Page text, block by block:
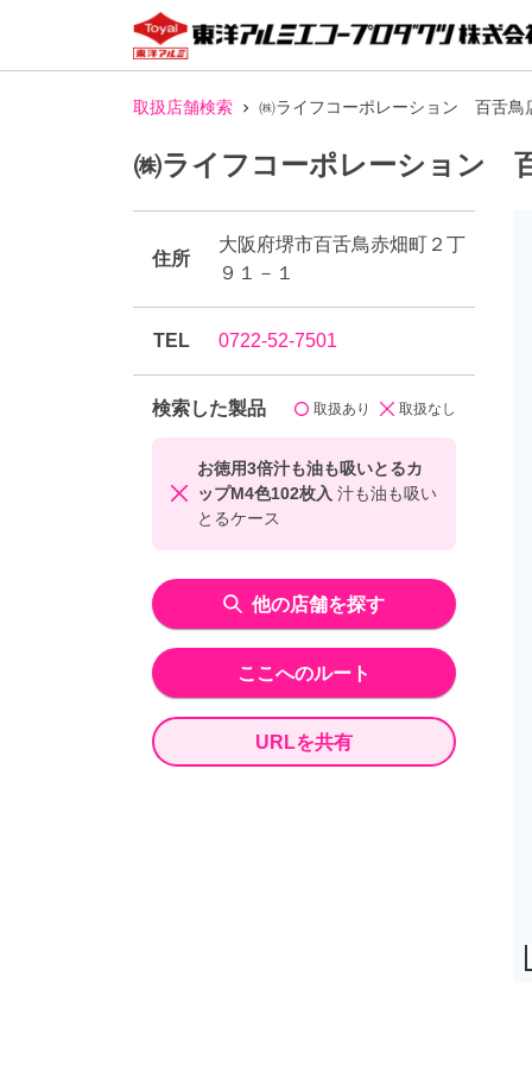
取扱店舗検索 ㈱ライフコーポレーション 百舌鳥
㈱ライフコーポレーション
住所
大阪府堺市百舌鳥赤畑町２丁
９１－１
TEL 0722-52-7501
検索した製品 取扱あり 取扱なし
お徳用3倍汁も油も吸いとるカ
ップM4色102枚入 汁も油も吸い
とるケース
他の店舗を探す
ここへのルート
URLを共有